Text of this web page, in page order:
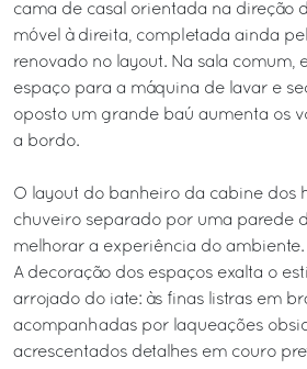
cama de casal orientada na direção
móvel à direita, completada ainda
renovado no layout. Na sala comum,
espaço para a máquina de lavar e
oposto um grande baú aumenta os
a bordo.
O layout do banheiro da cabine dos
chuveiro separado por uma parede
melhorar a experiência do ambiente.
A decoração dos espaços exalta o
arrojado do iate: às finas listras em
acompanhadas por laqueações
acrescentados detalhes em couro